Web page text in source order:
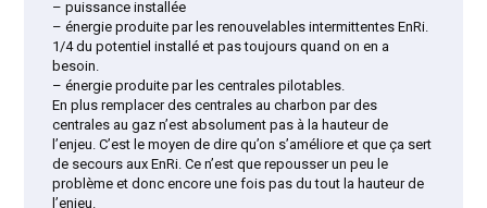
– puissance installée
– énergie produite par les renouvelables intermittentes EnRi.
1/4 du potentiel installé et pas toujours quand on en a
besoin.
– énergie produite par les centrales pilotables.
En plus remplacer des centrales au charbon par des
centrales au gaz n’est absolument pas à la hauteur de
l’enjeu. C’est le moyen de dire qu’on s’améliore et que ça sert
de secours aux EnRi. Ce n’est que repousser un peu le
problème et donc encore une fois pas du tout la hauteur de
l’enjeu.